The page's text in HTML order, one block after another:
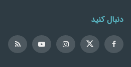
دنبال کنید